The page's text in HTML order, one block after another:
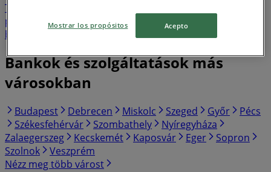
Teddy
pizza
szódamosógépparadicsomlé Laminált padló
bútorok
gluténmentes ételek
Bankok és szolgáltatások más
városokban
Budapest Debrecen Miskolc Szeged Győr
Pécs
Székesfehérvár
Szombathely
Nyíregyháza
Zalaegerszeg
Kecskemét Kaposvár Eger
Sopron
Szolnok
Veszprém
Nézz meg több várost
Mostrar los propósitos Acepto